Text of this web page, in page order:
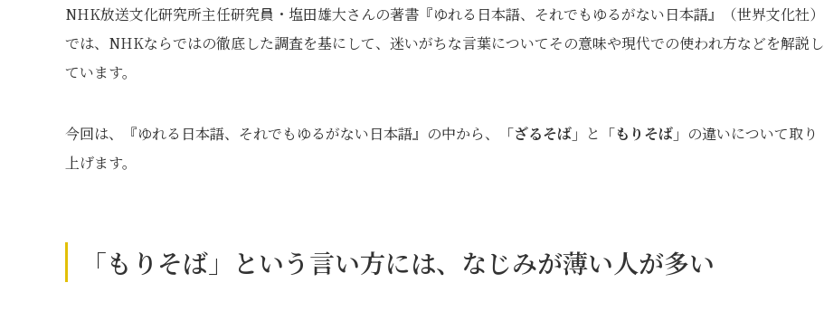
NHK放送文化研究所主任研究員・塩田雄大さんの著書『ゆれる日本語、それでもゆるがない日本語』（世界文化社）
では、NHKならではの徹底した調査を基にして、迷いがちな言葉についてその意味や現代での使われ方などを解説し
ています。
今回は、『ゆれる日本語、それでもゆるがない日本語』の中から、 「ざるそば」 と 「もりそば」 の違いについて取り
上げます。
「もりそば」という言い方には、なじみが薄い人が多い